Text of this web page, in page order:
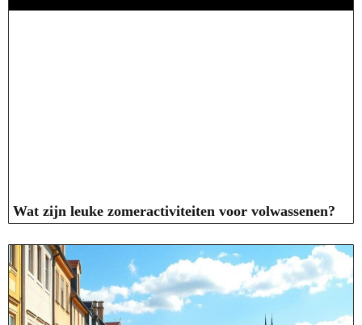
Wat zijn leuke zomeractiviteiten voor volwassenen?